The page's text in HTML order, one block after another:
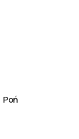
Ροή